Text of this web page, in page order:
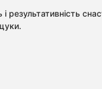
і результативність